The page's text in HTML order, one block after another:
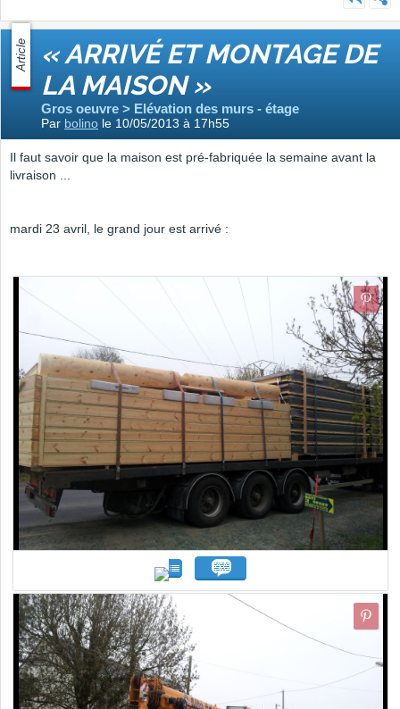
Article « ARRIVÉ ET MONTAGE DE
LA MAISON »
Gros oeuvre > Elévation des murs - étage
Par bolino le 10/05/2013 à 17h55
Il faut savoir que la maison est pré-fabriquée la semaine avant la
livraison ...
mardi 23 avril, le grand jour est arrivé :